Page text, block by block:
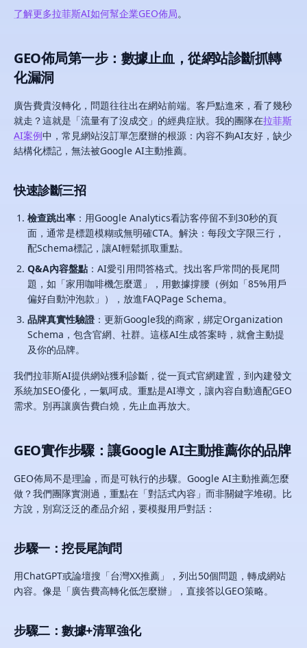
了解更多拉菲斯AI如何幫企業GEO佈局。
GEO佈局第一步：數據止血，從網站診斷抓轉
化漏洞
廣告費貴沒轉化，問題往往出在網站前端。客戶點進來，看了幾秒
就走？這就是「流量有了沒成交」的經典症狀。我的團隊在拉菲斯
AI案例中，常見網站沒訂單怎麼辦的根源：內容不夠AI友好，缺少
結構化標記，無法被Google AI主動推薦。
快速診斷三招
檢查跳出率 ：用Google Analytics看訪客停留不到30秒的頁
面，通常是標題模糊或無明確CTA。解決：每段文字限三行，
配Schema標記，讓AI輕鬆抓取重點。
Q&A內容盤點 ：AI愛引用問答格式。找出客戶常問的長尾問
題，如「家用咖啡機怎麼選」，用數據撐腰（例如「85%用戶
偏好自動沖泡款」），放進FAQPage Schema。
品牌真實性驗證 ：更新Google我的商家，綁定Organization
Schema，包含官網、社群。這樣AI生成答案時，就會主動提
及你的品牌。
我們拉菲斯AI提供網站獲利診斷，從一頁式官網建置，到內建發文
系統加SEO優化，一氣呵成。重點是AI導文，讓內容自動適配GEO
需求。別再讓廣告費白燒，先止血再放大。
GEO實作步驟：讓Google AI主動推薦你的品牌
GEO佈局不是理論，而是可執行的步驟。Google AI主動推薦怎麼
做？我們團隊實測過，重點在「對話式內容」而非關鍵字堆砌。比
方說，別寫泛泛的產品介紹，要模擬用戶對話：
步驟一：挖長尾詢問
用ChatGPT或論壇搜「台灣XX推薦」，列出50個問題，轉成網站
內容。像是「廣告費高轉化低怎麼辦」，直接答以GEO策略。
步驟二：數據+清單強化